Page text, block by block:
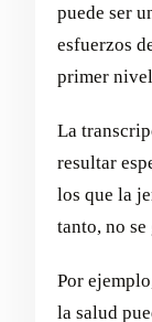
puede ser
esfuerzos
primer
La
resultar
los que la
tanto, no se
Por
la salud